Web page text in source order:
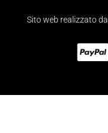
Sito web realizzato da